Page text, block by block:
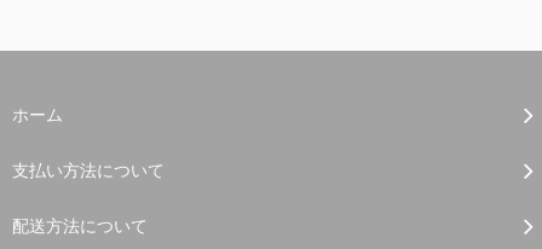
ホーム
支払い方法について
配送方法について